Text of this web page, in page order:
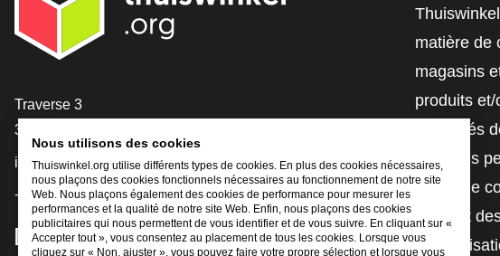
[_General:Contact]
Traverse 3
3905 NL Veenendaal
info@thuiswinkel.org
+31 (0)318 64 85 75
[_General:SocialMediaTitle]
matière de
magasins
produits
employés
solutions
labels de
outils et
Nous utilisons des cookies
Thuiswinkel.org utilise différents types de cookies. En plus des cookies nécessaires,
nous plaçons des cookies fonctionnels nécessaires au fonctionnement de notre site
Web. Nous plaçons également des cookies de performance pour mesurer les
performances et la qualité de notre site Web. Enfin, nous plaçons des cookies
publicitaires qui nous permettent de vous identifier et de vous suivre. En cliquant sur «
Accepter tout », vous consentez au placement de tous les cookies. Lorsque vous
cliquez sur « Non, ajuster », vous pouvez faire votre propre sélection et lorsque vous